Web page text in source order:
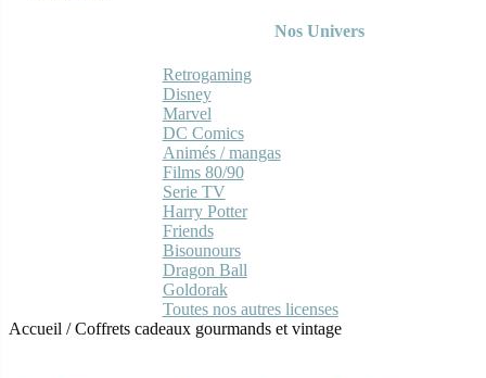
Nos Univers
Retrogaming
Disney
Marvel
DC Comics
Animés / mangas
Films 80/90
Serie TV
Harry Potter
Friends
Bisounours
Dragon Ball
Goldorak
Toutes nos autres licenses
Accueil /Coffrets cadeaux gourmands et vintage